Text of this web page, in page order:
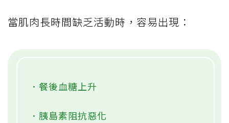
當肌肉長時間缺乏活動時，容易出現：
．餐後血糖上升
．胰島素阻抗惡化